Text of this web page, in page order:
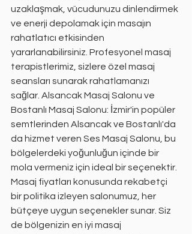
uzaklaşmak, vücudunuzu dinlendirmek
ve enerji depolamak için masajın
rahatlatıcı etkisinden
yararlanabilirsiniz. Profesyonel masaj
terapistlerimiz, sizlere özel masaj
seansları sunarak rahatlamanızı
sağlar. Alsancak Masaj Salonu ve
Bostanlı Masaj Salonu: İzmir'in popüler
semtlerinden Alsancak ve Bostanlı'da
da hizmet veren Ses Masaj Salonu, bu
bölgelerdeki yoğunluğun içinde bir
mola vermeniz için ideal bir seçenektir.
Masaj fiyatları konusunda rekabetçi
bir politika izleyen salonumuz, her
bütçeye uygun seçenekler sunar. Siz
de bölgenizin en iyi masaj